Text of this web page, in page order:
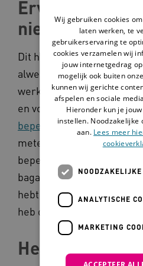
niet meteen
Dit herkent ookMireille
alweer 9 jaar als
werkt, via de LFB, de
en voor mensen met een
beperking.
meteen. Het proces van
beperking en het
bagage kost nou
hebt geaccepteerd, kun
heb daar zelf ook een tijd
Herken
Wij gebruiken cookies
laten werken, te
gebruikerservaring te
cookies verzamelen wij
jouw internetgedrag
mogelijk ook buiten
kunnen wij gerichte
afspelen en sociale
Hieronder kun je
instellen. Noodzakelijke
aan. Lees meer
NOODZAKELIJKE
ANALYTISCHE
MARKETING
ACCEPTEER